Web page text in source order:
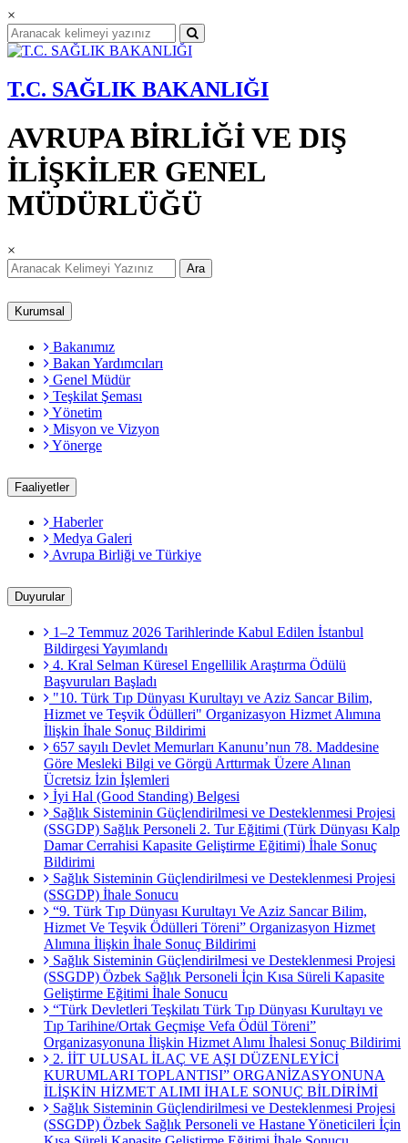
×
T.C. SAĞLIK BAKANLIĞI
AVRUPA BİRLİĞİ VE DIŞ
İLİŞKİLER GENEL
MÜDÜRLÜĞÜ
×
Ara
Kurumsal
Bakanımız
Bakan Yardımcıları
Genel Müdür
Teşkilat Şeması
Yönetim
Misyon ve Vizyon
Yönerge
Faaliyetler
Haberler
Medya Galeri
Avrupa Birliği ve Türkiye
Duyurular
1–2 Temmuz 2026 Tarihlerinde Kabul Edilen İstanbul
Bildirgesi Yayımlandı
4. Kral Selman Küresel Engellilik Araştırma Ödülü
Başvuruları Başladı
"10. Türk Tıp Dünyası Kurultayı ve Aziz Sancar Bilim,
Hizmet ve Teşvik Ödülleri" Organizasyon Hizmet Alımına
İlişkin İhale Sonuç Bildirimi
657 sayılı Devlet Memurları Kanunu’nun 78. Maddesine
Göre Mesleki Bilgi ve Görgü Arttırmak Üzere Alınan
Ücretsiz İzin İşlemleri
İyi Hal (Good Standing) Belgesi
Sağlık Sisteminin Güçlendirilmesi ve Desteklenmesi Projesi
(SSGDP) Sağlık Personeli 2. Tur Eğitimi (Türk Dünyası Kalp
Damar Cerrahisi Kapasite Geliştirme Eğitimi) İhale Sonuç
Bildirimi
Sağlık Sisteminin Güçlendirilmesi ve Desteklenmesi Projesi
(SSGDP) İhale Sonucu
“9. Türk Tıp Dünyası Kurultayı Ve Aziz Sancar Bilim,
Hizmet Ve Teşvik Ödülleri Töreni” Organizasyon Hizmet
Alımına İlişkin İhale Sonuç Bildirimi
Sağlık Sisteminin Güçlendirilmesi ve Desteklenmesi Projesi
(SSGDP) Özbek Sağlık Personeli İçin Kısa Süreli Kapasite
Geliştirme Eğitimi İhale Sonucu
“Türk Devletleri Teşkilatı Türk Tıp Dünyası Kurultayı ve
Tıp Tarihine/Ortak Geçmişe Vefa Ödül Töreni”
Organizasyonuna İlişkin Hizmet Alımı İhalesi Sonuç Bildirimi
2. İİT ULUSAL İLAÇ VE AŞI DÜZENLEYİCİ
KURUMLARI TOPLANTISI” ORGANİZASYONUNA
İLİŞKİN HİZMET ALIMI İHALE SONUÇ BİLDİRİMİ
Sağlık Sisteminin Güçlendirilmesi ve Desteklenmesi Projesi
(SSGDP) Özbek Sağlık Personeli ve Hastane Yöneticileri İçin